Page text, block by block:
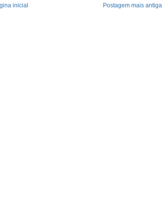
Postagem mais antiga
inicial